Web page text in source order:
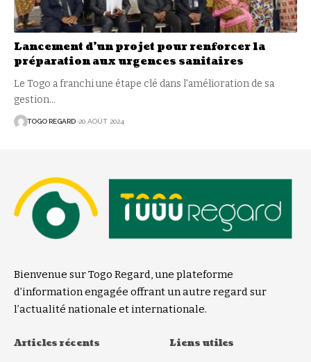
Lancement d’un projet pour renforcer la
préparation aux urgences sanitaires
Le Togo a franchi une étape clé dans l'amélioration de sa
gestion…
TOGO REGARD 20 AOÛT 2024
Bienvenue sur Togo Regard, une plateforme
d’information engagée offrant un autre regard sur
l’actualité nationale et internationale.
Articles récents Liens utiles